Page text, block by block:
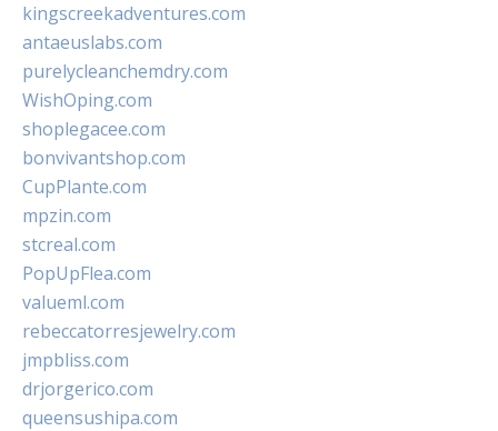
kingscreekadventures.com
antaeuslabs.com
purelycleanchemdry.com
WishOping.com
shoplegacee.com
bonvivantshop.com
CupPlante.com
mpzin.com
stcreal.com
PopUpFlea.com
valueml.com
rebeccatorresjewelry.com
jmpbliss.com
drjorgerico.com
queensushipa.com